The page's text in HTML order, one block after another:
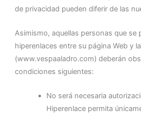
de privacidad pueden diferir de las
Asimismo, aquellas personas que se
hiperenlaces entre su página Web y
(www.vespaaladro.com) deberán
condiciones siguientes:
No será necesaria
Hiperenlace permita